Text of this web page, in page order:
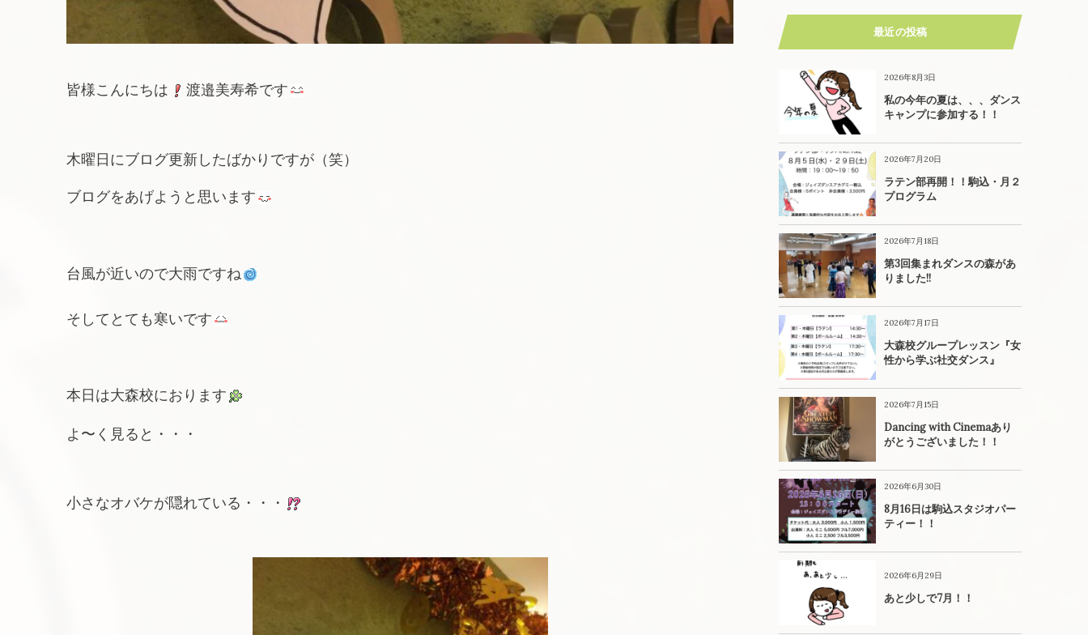
皆様こんにちは 渡邉美寿希です
木曜日にブログ更新したばかりですが（笑）
ブログをあげようと思います
台風が近いので大雨ですね
そしてとても寒いです
本日は大森校におります
よ〜く見ると・・・
小さなオバケが隠れている・・・
最近の投稿
2026年8月3日
私の今年の夏は、、、ダンス
キャンプに参加する！！
2026年7月20日
ラテン部再開！！駒込・月２
プログラム
2026年7月18日
第3回集まれダンスの森があ
りました!!
2026年7月17日
大森校グループレッスン『女
性から学ぶ社交ダンス』
2026年7月15日
Dancing with Cinemaあり
がとうございました！！
2026年6月30日
8月16日は駒込スタジオパー
ティー！！
2026年6月29日
あと少しで7月！！